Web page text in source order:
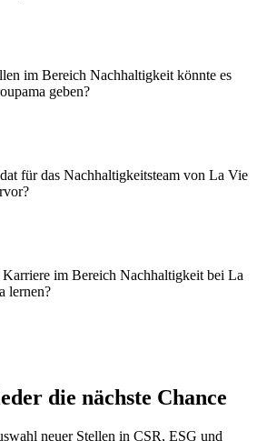
im Bereich Nachhaltigkeit könnte es
geben?
für das Nachhaltigkeitsteam von La Vie
im Bereich Nachhaltigkeit bei La
lernen?
die nächste Chance
neuer Stellen in CSR, ESG und